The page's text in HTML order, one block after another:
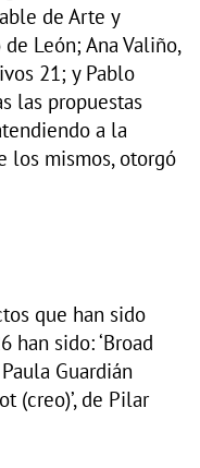
de Arte y
León; Ana Valiño,
21; y Pablo
las propuestas
a la
los mismos, otorgó
que han sido
han sido: ‘Broad
Guardián
(creo)’, de Pilar